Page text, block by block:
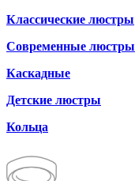
Классические люстры
Современные люстры
Каскадные
Детские люстры
Кольца